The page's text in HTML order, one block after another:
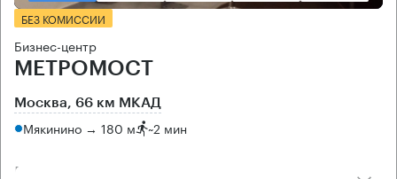
БЕЗ КОМИССИИ
Бизнес-центр
МЕТРОМОСТ
Москва, 66 км МКАД
Мякинино → 180 м ~2 мин